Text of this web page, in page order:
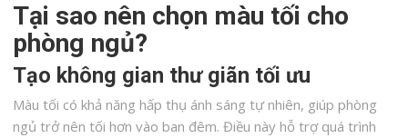
Tại sao nên chọn màu tối cho
phòng ngủ?
Tạo không gian thư giãn tối ưu
Màu tối có khả năng hấp thụ ánh sáng tự nhiên, giúp phòng
ngủ trở nên tối hơn vào ban đêm. Điều này hỗ trợ quá trình